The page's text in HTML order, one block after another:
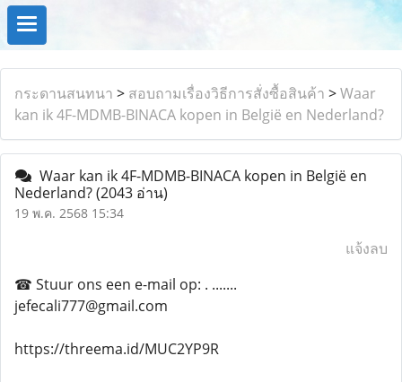
กระดานสนทนา > สอบถามเรื่องวิธีการสั่งซื้อสินค้า >Waar
kan ik 4F-MDMB-BINACA kopen in België en Nederland?
Waar kan ik 4F-MDMB-BINACA kopen in België en
Nederland?(2043 อ่าน)
19 พ.ค. 2568 15:34
แจ้งลบ
☎ Stuur ons een e-mail op: . .......
jefecali777@gmail.com
https://threema.id/MUC2YP9R